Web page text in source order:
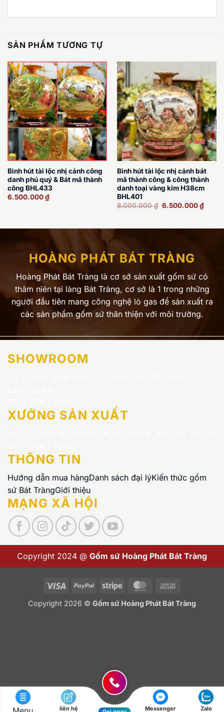
SẢN PHẨM TƯƠNG TỰ
Bình hút tài lộc nhị cảnh công
danh phú quý & Bát mã thành
công BHL433
6.500.000₫
Bình hút tài lộc nhị cảnh bát
mã thành công & công thành
danh toại vàng kim H38cm
BHL401
8.000.000₫ Giá
6.500.000₫Giá
hiện
HOÀNG PHÁT BÁT TRÀNG
Hoàng Phát Bát Tràng là cơ sở sản xuất gốm sứ có
thâm niên tại làng Bát Tràng, cơ sở là 1 trong những
người đầu tiên mang công nghệ lò gas để sản xuất ra
các sản phẩm gốm sứ thân thiện với môi trường.
SHOWROOM
XƯỞNG SẢN XUẤT
THÔNG TIN
Hướng dẫn mua hàngDanh sách đại lýKiến thức gốm
sứ Bát TràngGiới thiệu
MẠNG XÃ HỘI
Copyright 2024 @ Gốm sứ Hoàng Phát Bát Tràng
Visa PayPal Stripe MasterCard
Delivery
Copyright 2026 © Gốm sứ Hoàng Phát Bát Tràng
liên hệ Messenger Zalo